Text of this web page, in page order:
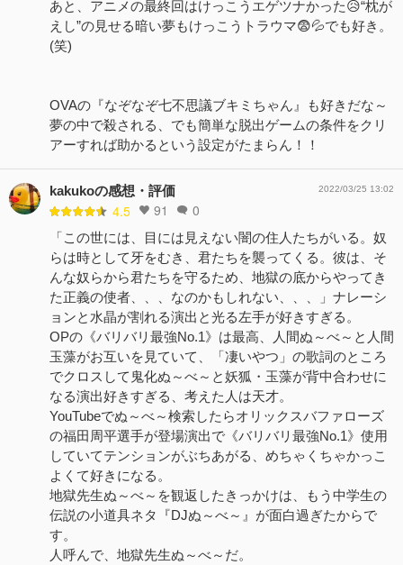
あと、アニメの最終回はけっこうエゲツナかった😥“枕が
えし”の見せる暗い夢もけっこうトラウマ😨💦でも好き。
(笑)
OVAの『なぞなぞ七不思議ブキミちゃん』も好きだな～
夢の中で殺される、でも簡単な脱出ゲームの条件をクリ
アーすれば助かるという設定がたまらん！！
kakukoの感想・評価
4.5 91 0
2022/03/25 13:02
「この世には、目には見えない闇の住人たちがいる。奴
らは時として牙をむき、君たちを襲ってくる。彼は、そ
んな奴らから君たちを守るため、地獄の底からやってき
た正義の使者、、、なのかもしれない、、、」ナレーシ
ョンと水晶が割れる演出と光る左手が好きすぎる。
OPの《バリバリ最強No.1》は最高、人間ぬ～べ～と人間
玉藻がお互いを見ていて、「凄いやつ」の歌詞のところ
でクロスして鬼化ぬ～べ～と妖狐・玉藻が背中合わせに
なる演出好きすぎる、考えた人は天才。
YouTubeでぬ～べ～検索したらオリックスバファローズ
の福田周平選手が登場演出で《バリバリ最強No.1》使用
していてテンションがぶちあがる、めちゃくちゃかっこ
よくて好きになる。
地獄先生ぬ～べ～を観返したきっかけは、もう中学生の
伝説の小道具ネタ『DJぬ～べ～』が面白過ぎたからで
す。
人呼んで、地獄先生ぬ～べ～だ。